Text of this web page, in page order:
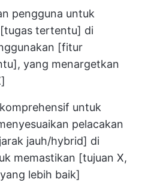
pengguna untuk
tertentu] di
[fitur
yang menargetkan
untuk
pelacakan
jauh/hybrid] di
memastikan [tujuan X,
lebih baik]